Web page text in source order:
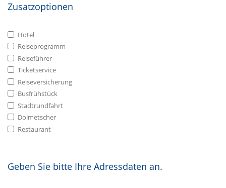
Zusatzoptionen
Hotel
Reiseprogramm
Reiseführer
Ticketservice
Reiseversicherung
Busfrühstück
Stadtrundfahrt
Dolmetscher
Restaurant
Geben Sie bitte Ihre Adressdaten an.